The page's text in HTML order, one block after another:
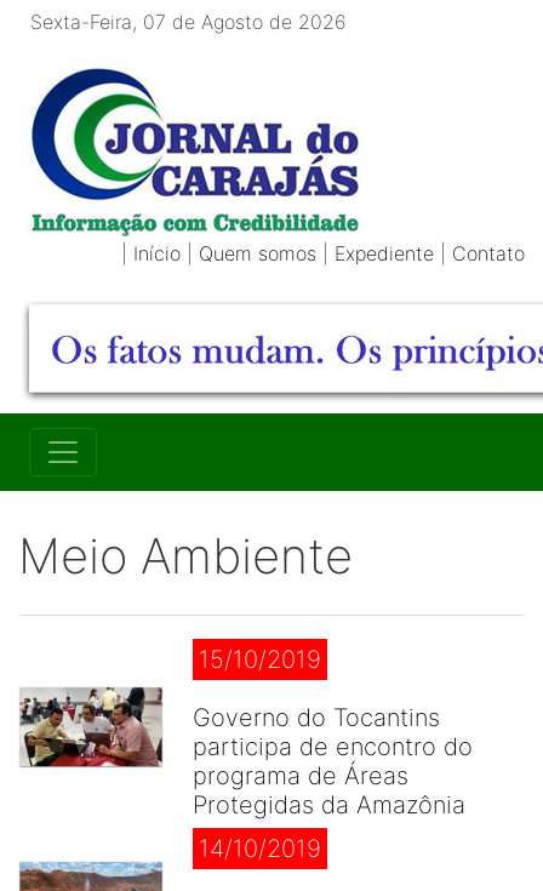
Sexta-Feira, 07 de Agosto de 2026
Início Quem somos Expediente Contato
Meio Ambiente
15/10/2019
Governo do Tocantins
participa de encontro do
programa de Áreas
Protegidas da Amazônia
14/10/2019